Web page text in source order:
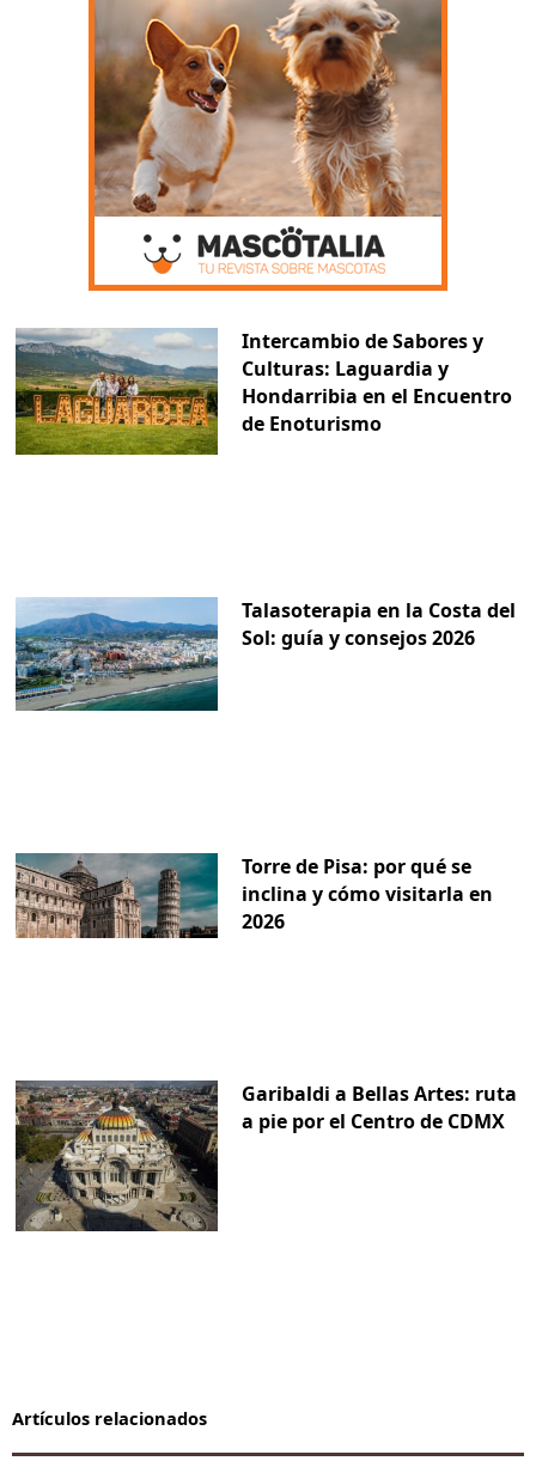
Intercambio de Sabores y
Culturas: Laguardia y
Hondarribia en el Encuentro
de Enoturismo
Talasoterapia en la Costa del
Sol: guía y consejos 2026
Torre de Pisa: por qué se
inclina y cómo visitarla en
2026
Garibaldi a Bellas Artes: ruta
a pie por el Centro de CDMX
Artículos relacionados